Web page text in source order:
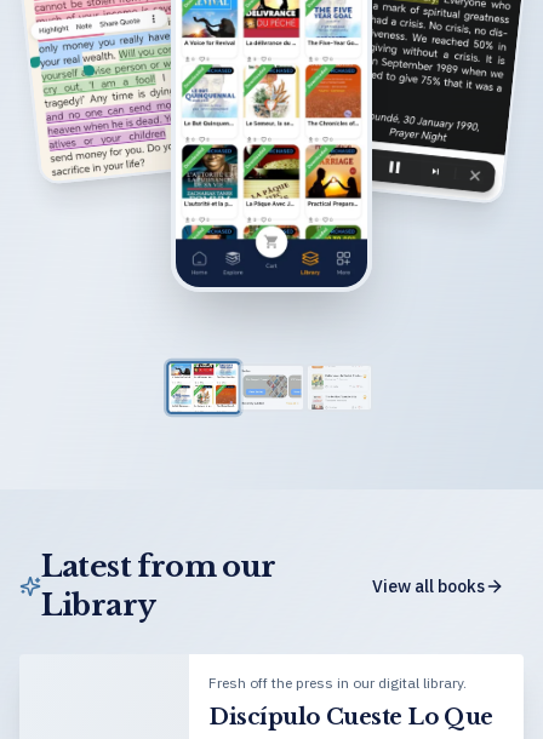
Latest from our
Library
View all books
Fresh off the press in our digital library.
Discípulo Cueste Lo Que